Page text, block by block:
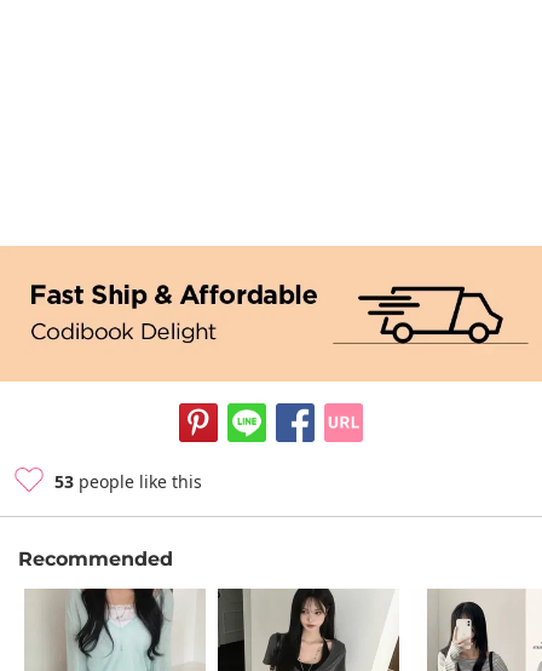
53 people like this
Recommended